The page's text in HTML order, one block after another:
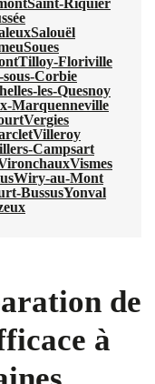
Saint-Riquier
Salouël
Soues
Tilloy-Floriville
Corbie
les-Quesnoy
Marquenneville
Vergies
Villeroy
Campsart
Vismes
Wiry-au-Mont
BussusYonval
de
à